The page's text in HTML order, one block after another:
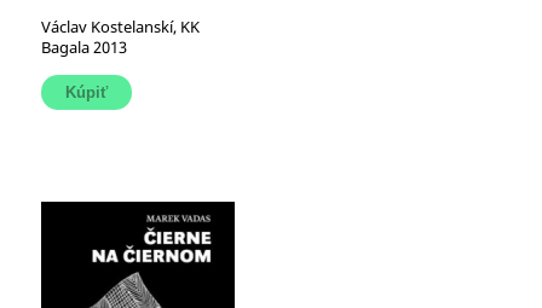
Václav Kostelanskí, KK
Bagala 2013